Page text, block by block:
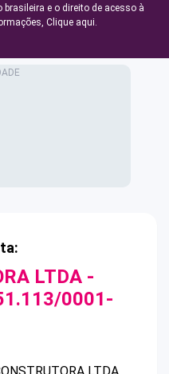
e o direito de acesso à
Clique aqui.
LTDA -
0001-